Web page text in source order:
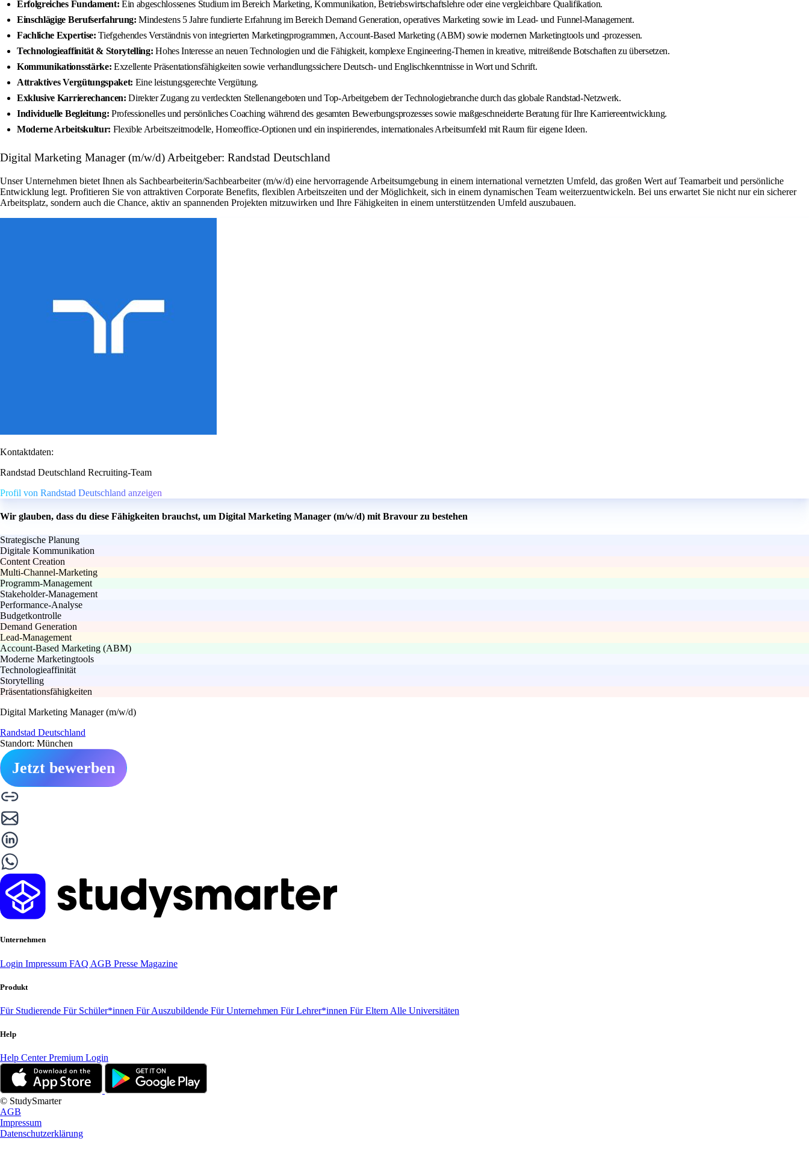
Erfolgreiches Fundament: Ein abgeschlossenes Studium im Bereich Marketing, Kommunikation, Betriebswirtschaftslehre oder eine vergleichbare Qualifikation.
Einschlägige Berufserfahrung: Mindestens 5 Jahre fundierte Erfahrung im Bereich Demand Generation, operatives Marketing sowie im Lead- und Funnel-Management.
Fachliche Expertise: Tiefgehendes Verständnis von integrierten Marketingprogrammen, Account-Based Marketing (ABM) sowie modernen Marketingtools und -prozessen.
Technologieaffinität & Storytelling: Hohes Interesse an neuen Technologien und die Fähigkeit, komplexe Engineering-Themen in kreative, mitreißende Botschaften zu übersetzen.
Kommunikationsstärke: Exzellente Präsentationsfähigkeiten sowie verhandlungssichere Deutsch- und Englischkenntnisse in Wort und Schrift.
Attraktives Vergütungspaket: Eine leistungsgerechte Vergütung.
Exklusive Karrierechancen: Direkter Zugang zu verdeckten Stellenangeboten und Top-Arbeitgebern der Technologiebranche durch das globale Randstad-Netzwerk.
Individuelle Begleitung: Professionelles und persönliches Coaching während des gesamten Bewerbungsprozesses sowie maßgeschneiderte Beratung für Ihre Karriereentwicklung.
Moderne Arbeitskultur: Flexible Arbeitszeitmodelle, Homeoffice-Optionen und ein inspirierendes, internationales Arbeitsumfeld mit Raum für eigene Ideen.
Digital Marketing Manager (m/w/d) Arbeitgeber: Randstad Deutschland
Unser Unternehmen bietet Ihnen als Sachbearbeiterin/Sachbearbeiter (m/w/d) eine hervorragende Arbeitsumgebung in einem international vernetzten Umfeld, das großen Wert auf Teamarbeit und persönliche
Entwicklung legt. Profitieren Sie von attraktiven Corporate Benefits, flexiblen Arbeitszeiten und der Möglichkeit, sich in einem dynamischen Team weiterzuentwickeln. Bei uns erwartet Sie nicht nur ein sicherer
Arbeitsplatz, sondern auch die Chance, aktiv an spannenden Projekten mitzuwirken und Ihre Fähigkeiten in einem unterstützenden Umfeld auszubauen.
Kontaktdaten:
Randstad Deutschland Recruiting-Team
Profil von Randstad Deutschland anzeigen
Wir glauben, dass du diese Fähigkeiten brauchst, um Digital Marketing Manager (m/w/d) mit Bravour zu bestehen
Strategische Planung
Digitale Kommunikation
Content Creation
Multi-Channel-Marketing
Programm-Management
Stakeholder-Management
Performance-Analyse
Budgetkontrolle
Demand Generation
Lead-Management
Account-Based Marketing (ABM)
Moderne Marketingtools
Technologieaffinität
Storytelling
Präsentationsfähigkeiten
Digital Marketing Manager (m/w/d)
Randstad Deutschland
Standort: München
Jetzt bewerben
Unternehmen
Login Impressum FAQ AGB Presse Magazine
Produkt
Für Studierende Für Schüler*innen Für Auszubildende Für Unternehmen Für Lehrer*innen Für Eltern Alle Universitäten
Help
Help CenterPremium Login
© StudySmarter
AGB
Impressum
Datenschutzerklärung